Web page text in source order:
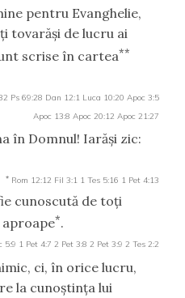
pentru Evanghelie,
tovarăşi de lucru ai
scrise în cartea**
Ps 69:28 Dan 12:1 Luca 10:20 Apoc 3:5
Apoc 13:8 Apoc 20:12 Apoc 21:27
în Domnul! Iarăşi zic:
* Rom 12:12 Fil 3:1 1 Tes 5:16 1 Pet 4:13
cunoscută de toţi
aproape*.
5:9 1 Pet 4:7 2 Pet 3:8 2 Pet 3:9 2 Tes 2:2
ci, în orice lucru,
la cunoştinţa lui